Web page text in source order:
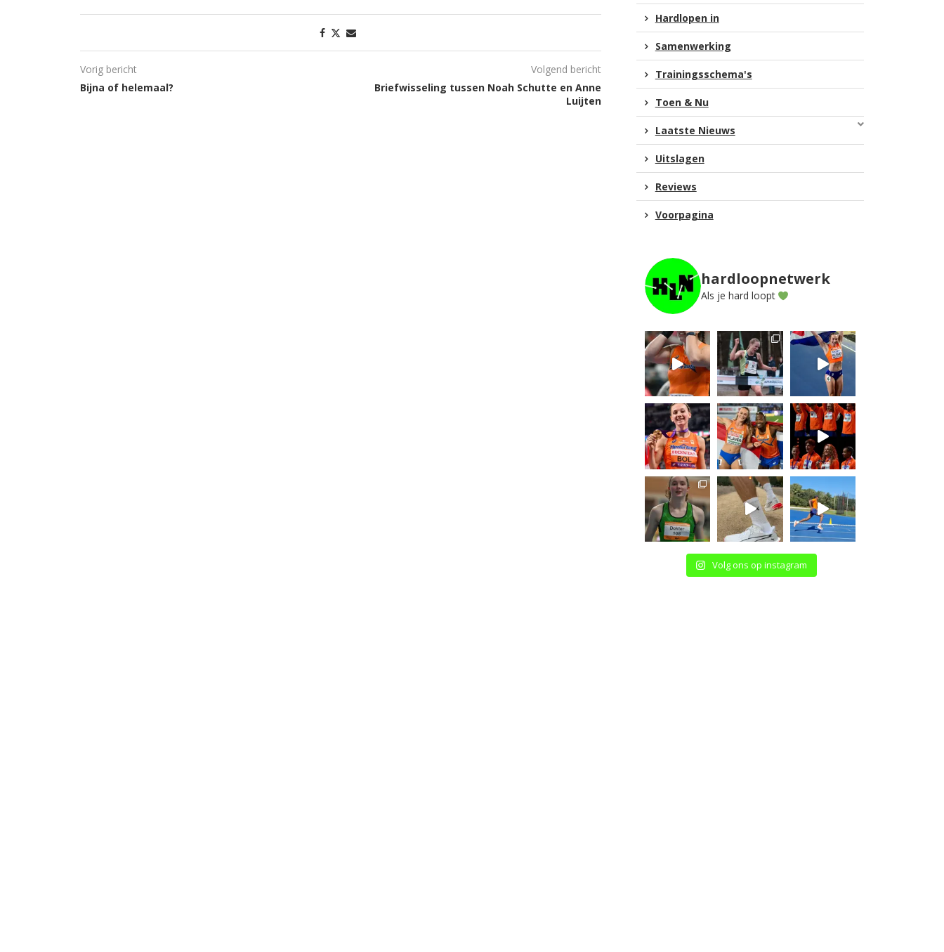
Vorig bericht
Bijna of helemaal?
Volgend bericht
Briefwisseling tussen Noah Schutte en Anne
Luijten
Hardlopen in
Samenwerking
Trainingsschema's
Toen & Nu
Laatste Nieuws
Uitslagen
Reviews
Voorpagina
hardloopnetwerk
Als je hard loopt
Volg ons op instagram